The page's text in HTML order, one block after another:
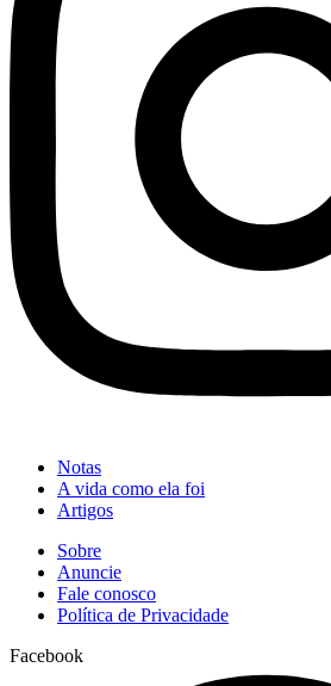
Notas
A vida como ela foi
Artigos
Sobre
Anuncie
Fale conosco
Política de Privacidade
Facebook